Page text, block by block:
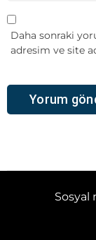
Daha sonraki
adresim ve site
Sosyal